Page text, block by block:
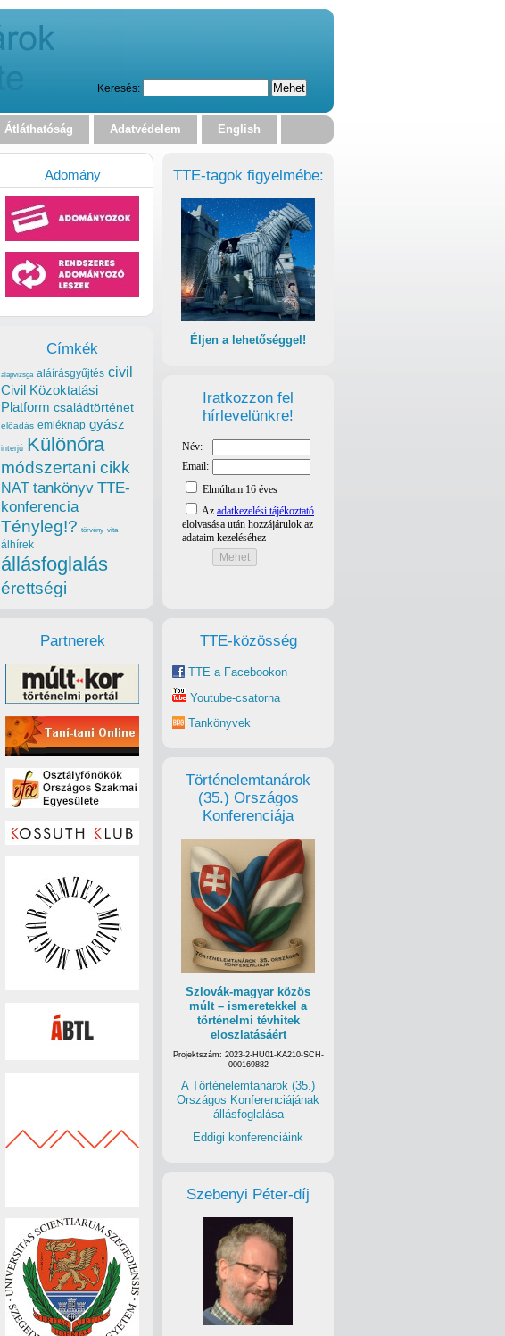
Keresés:
Átláthatóság Adatvédelem English
TTE-tagok figyelmébe:
Éljen a lehetőséggel!
Iratkozzon fel
hírlevelünkre!
TTE-közösség
TTE a Facebookon
Youtube-csatorna
Tankönyvek
Történelemtanárok
(35.) Országos
Konferenciája
Szlovák-magyar közös
múlt – ismeretekkel a
történelmi tévhitek
eloszlatásáért
Projektszám: 2023-2-HU01-KA210-SCH-
000169882
A Történelemtanárok (35.)
Országos Konferenciájának
állásfoglalása
Eddigi konferenciáink
Szebenyi Péter-díj
Adomány
Címkék
alapvizsga aláírásgyűjtés civil
Civil Közoktatási
Platform családtörténet
előadás emléknap gyász
interjú Különóra
módszertani cikk
NAT tankönyv TTE-
konferencia
Tényleg!? törvény vita
álhírek
állásfoglalás
érettségi
Partnerek